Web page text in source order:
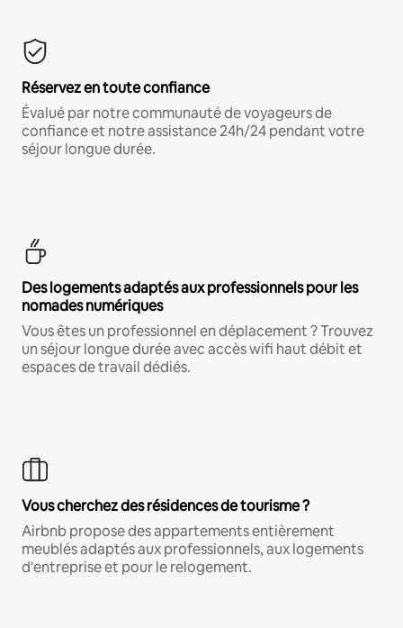
Réservez en toute confiance
Évalué par notre communauté de voyageurs de
confiance et notre assistance 24h/24 pendant votre
séjour longue durée.
Des logements adaptés aux professionnels pour les
nomades numériques
Vous êtes un professionnel en déplacement ? Trouvez
un séjour longue durée avec accès wifi haut débit et
espaces de travail dédiés.
Vous cherchez des résidences de tourisme ?
Airbnb propose des appartements entièrement
meublés adaptés aux professionnels, aux logements
d'entreprise et pour le relogement.